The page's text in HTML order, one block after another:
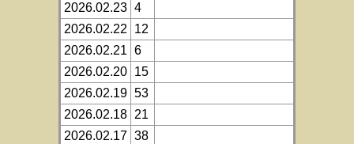
2026.02.23 4
2026.02.22
12
2026.02.21 6
2026.02.20 15
2026.02.19 53
2026.02.18 21
2026.02.17 38